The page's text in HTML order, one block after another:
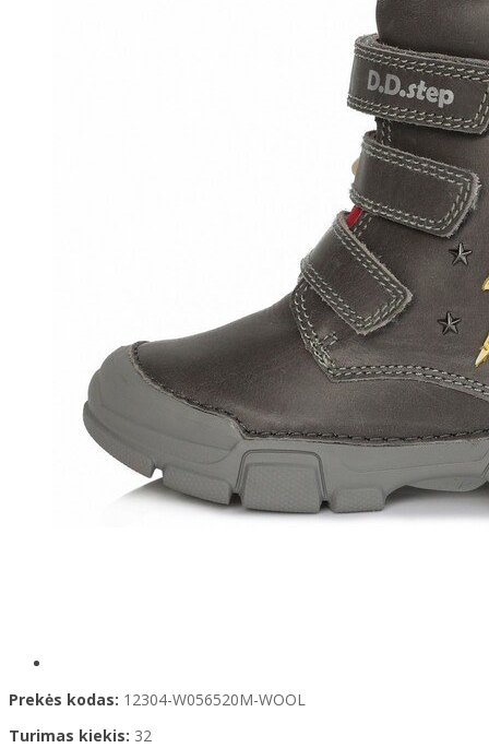
Prekės kodas: 12304-W056520M-WOOL
Turimas kiekis: 32